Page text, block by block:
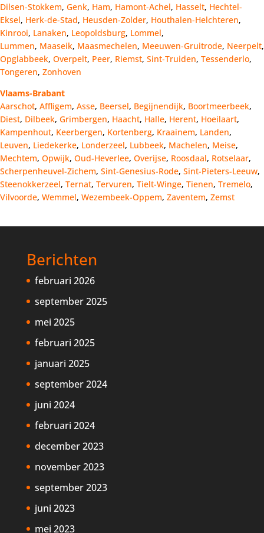
Dilsen-Stokkem, Genk, Ham, Hamont-Achel, Hasselt, Hechtel-
Eksel, Herk-de-Stad, Heusden-Zolder, Houthalen-Helchteren,
Kinrooi, Lanaken, Leopoldsburg, Lommel,
Lummen, Maaseik, Maasmechelen, Meeuwen-Gruitrode, Neerpelt,
Opglabbeek, Overpelt, Peer, Riemst, Sint-Truiden, Tessenderlo,
Tongeren, Zonhoven
Vlaams-Brabant
Aarschot, Affligem, Asse, Beersel, Begijnendijk, Boortmeerbeek,
Diest, Dilbeek, Grimbergen, Haacht, Halle, Herent, Hoeilaart,
Kampenhout, Keerbergen, Kortenberg, Kraainem, Landen,
Leuven, Liedekerke, Londerzeel, Lubbeek, Machelen, Meise,
Mechtem, Opwijk, Oud-Heverlee, Overijse, Roosdaal, Rotselaar,
Scherpenheuvel-Zichem, Sint-Genesius-Rode, Sint-Pieters-Leeuw,
Steenokkerzeel, Ternat, Tervuren, Tielt-Winge, Tienen, Tremelo,
Vilvoorde, Wemmel, Wezembeek-Oppem, Zaventem, Zemst
Berichten
februari 2026
september 2025
mei 2025
februari 2025
januari 2025
september 2024
juni 2024
februari 2024
december 2023
november 2023
september 2023
juni 2023
mei 2023